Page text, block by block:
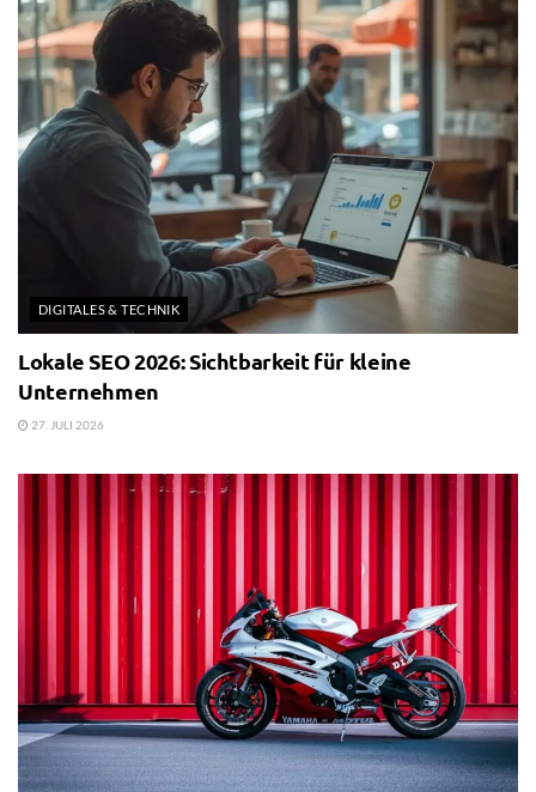
DIGITALES & TECHNIK
Lokale SEO 2026: Sichtbarkeit für kleine
Unternehmen
27. JULI 2026